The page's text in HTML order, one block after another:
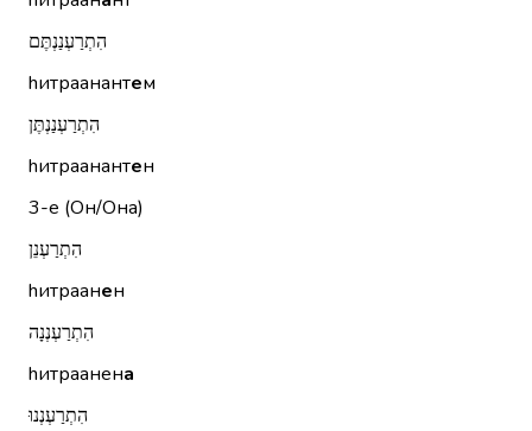
הִתְרַעְנַנְתֶּם
hитраанантем
הִתְרַעְנַנְתֶּן
hитраанантен
3-е (Он/Она)
הִתְרַעְנֵן
hитраанен
הִתְרַעְנְנָה
hитраанена
הִתְרַעְנְנוּ